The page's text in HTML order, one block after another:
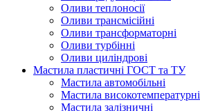
Оливи теплоносії
Оливи трансмісійні
Оливи трансформаторні
Оливи турбінні
Оливи циліндрові
Мастила пластичні ГОСТ та ТУ
Мастила автомобільні
Мастила високотемпературні
Мастила залізничні